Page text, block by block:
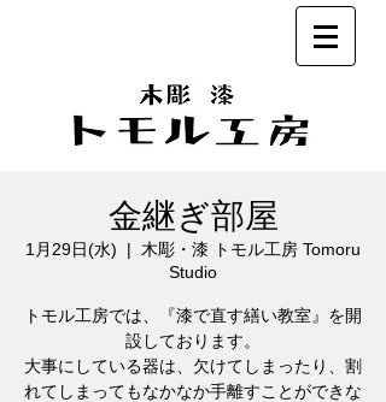
金継ぎ部屋
1月29日(水)
  |
木彫・漆 トモル工房 Tomoru
Studio
トモル工房では、『漆で直す繕い教室』を開
設しております。
大事にしている器は、欠けてしまったり、割
れてしまってもなかなか手離すことができな